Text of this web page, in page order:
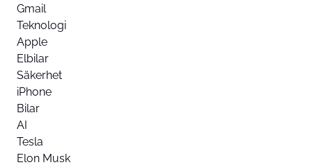
Gmail
Teknologi
Apple
Elbilar
Säkerhet
iPhone
Bilar
AI
Tesla
Elon Musk